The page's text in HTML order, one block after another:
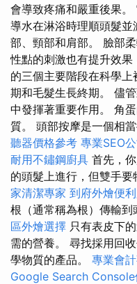
會導致疼痛和嚴重後果
導水在淋浴時理順頭髮
部、頸部和肩部。 臉部
性點的刺激也有提升效
的三個主要階段在科學
期和毛髮生長終期。 儘
中發揮著重要作用。 角
質。 頭部按摩是一個相
聽器價格參考 專業SEO
耐用不鏽鋼廚具 首先，
的頭髮上進行，但雙手要
家清潔專家 到府外燴便
根（通常稱為根）傳輸到
區外燴選擇 只有表皮下
需的營養。 尋找採用回
學物質的產品。 專業會
Google Search Console